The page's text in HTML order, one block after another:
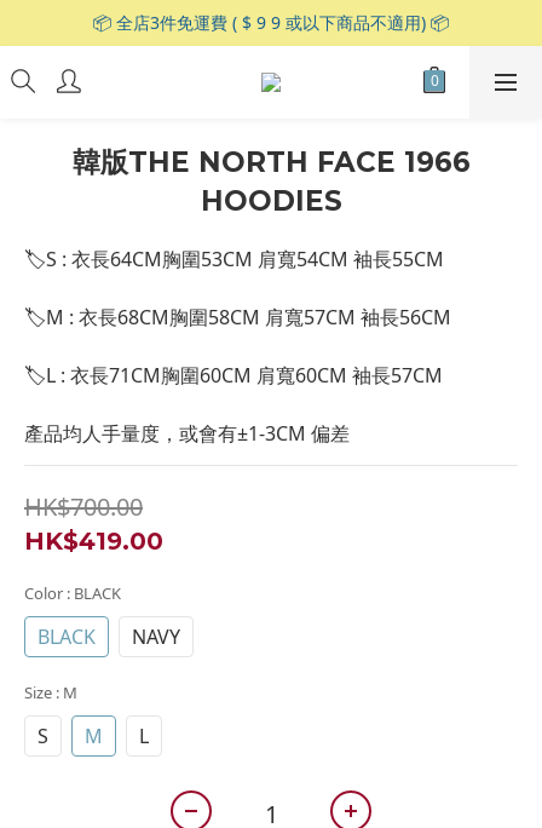
📦 全店3件免運費 ( $ 9 9 或以下商品不適用) 📦
韓版THE NORTH FACE 1966
HOODIES
🏷S : 衣長64CM胸圍53CM 肩寬54CM 袖長55CM
🏷M : 衣長68CM胸圍58CM 肩寬57CM 袖長56CM
🏷L : 衣長71CM胸圍60CM 肩寬60CM 袖長57CM
產品均人手量度，或會有±1-3CM 偏差
HK$700.00
HK$419.00
Color : BLACK
BLACK NAVY
Size : M
S M L